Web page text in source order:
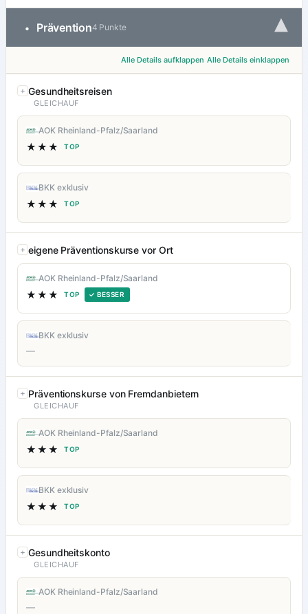
• Prävention4 Punkte ▾
Alle Details aufklappen Alle Details einklappen
Gesundheitsreisen
GLEICHAUF
AOK Rheinland-Pfalz/Saarland
★★★ TOP
BKK exklusiv
★★★ TOP
eigene Präventionskurse vor Ort
AOK Rheinland-Pfalz/Saarland
★★★ TOP ✓ BESSER
BKK exklusiv
—
Präventionskurse von Fremdanbietern
GLEICHAUF
AOK Rheinland-Pfalz/Saarland
★★★ TOP
BKK exklusiv
★★★ TOP
Gesundheitskonto
GLEICHAUF
AOK Rheinland-Pfalz/Saarland
—